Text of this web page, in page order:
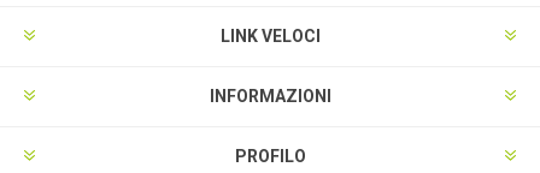
LINK VELOCI
INFORMAZIONI
PROFILO